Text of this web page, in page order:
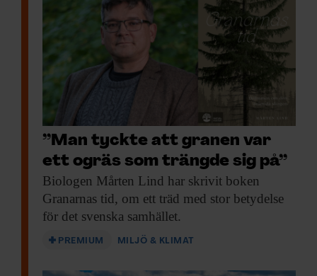
”Man tyckte att granen var
ett ogräs som trängde sig på”
Biologen Mårten Lind har skrivit boken
Granarnas tid, om ett träd med stor betydelse
för det svenska samhället.
PREMIUM MILJÖ & KLIMAT